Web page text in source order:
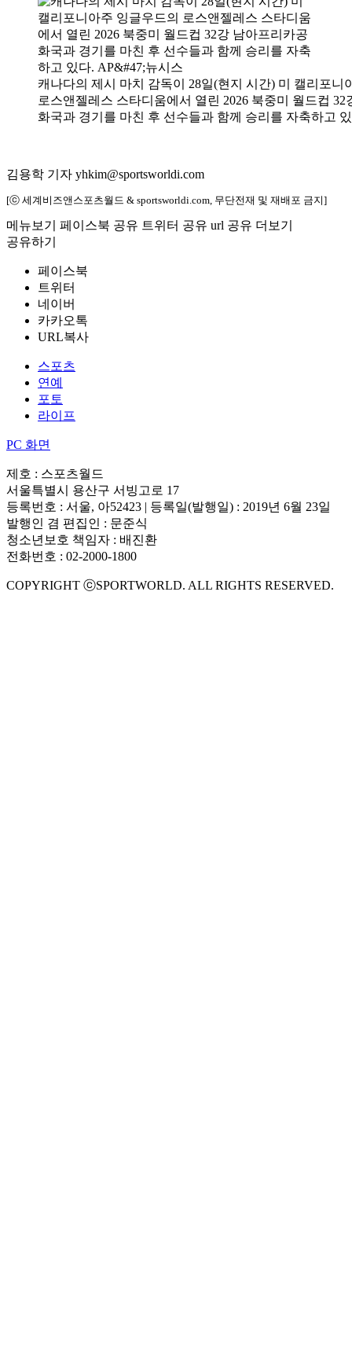
캐나다의 제시 마치 감독이 28일(현지 시간) 미 캘리포니
로스앤젤레스 스타디움에서 열린 2026 북중미 월드컵 32
화국과 경기를 마친 후 선수들과 함께 승리를 자축하고
김용학 기자 yhkim@sportsworldi.com
[ⓒ 세계비즈앤스포츠월드 & sportsworldi.com, 무단전재 및 재배포 금지]
메뉴보기 페이스북 공유 트위터 공유 url 공유 더보기
공유하기
페이스북
트위터
네이버
카카오톡
URL복사
스포츠
연예
포토
라이프
PC 화면
제호 : 스포츠월드
서울특별시 용산구 서빙고로 17
등록번호 : 서울, 아52423 | 등록일(발행일) : 2019년 6월 23일
발행인 겸 편집인 : 문준식
청소년보호 책임자 : 배진환
전화번호 : 02-2000-1800
COPYRIGHT ⓒSPORTWORLD. ALL RIGHTS RESERVED.